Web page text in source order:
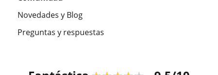
Novedades y Blog
Preguntas y respuestas